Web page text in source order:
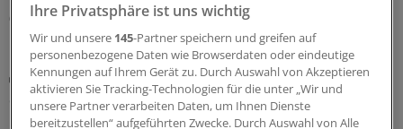
06.08.2026
HICP-Prävalenz untersucht
So verbreitet sind chronische Schmerzen in
Deutschland
Ihre Privatsphäre ist uns wichtig
Wir und unsere 145-Partner speichern und greifen auf
personenbezogene Daten wie Browserdaten oder eindeutige
Kennungen auf Ihrem Gerät zu. Durch Auswahl von Akzeptieren
aktivieren Sie Tracking-Technologien für die unter „Wir und
unsere Partner verarbeiten Daten, um Ihnen Dienste
bereitzustellen“ aufgeführten Zwecke. Durch Auswahl von Alle